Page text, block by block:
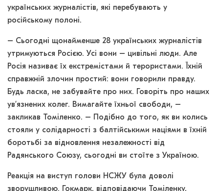
українських журналістів, які перебувають у
російському полоні.
– Сьогодні щонайменше 28 українських журналістів
утримуються Росією. Усі вони – цивільні люди. Але
Росія називає їх екстремістами й терористами. Їхній
справжній злочин простий: вони говорили правду.
Будь ласка, не забувайте про них. Говоріть про наших
ув’язнених колег. Вимагайте їхньої свободи, –
закликав Томіленко. – Подібно до того, як ви колись
стояли у солідарності з балтійськими націями в їхній
боротьбі за відновлення незалежності від
Радянського Союзу, сьогодні ви стоїте з Україною.
Реакція на виступ голови НСЖУ була доволі
зворушливою. Гокмарк, відповідаючи Томіленку,